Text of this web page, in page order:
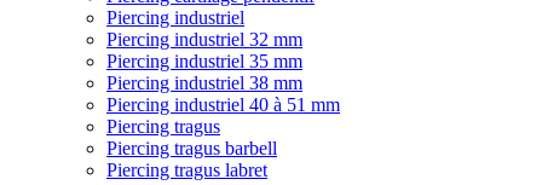
Piercing industriel
Piercing industriel 32 mm
Piercing industriel 35 mm
Piercing industriel 38 mm
Piercing industriel 40 à 51 mm
Piercing tragus
Piercing tragus barbell
Piercing tragus labret